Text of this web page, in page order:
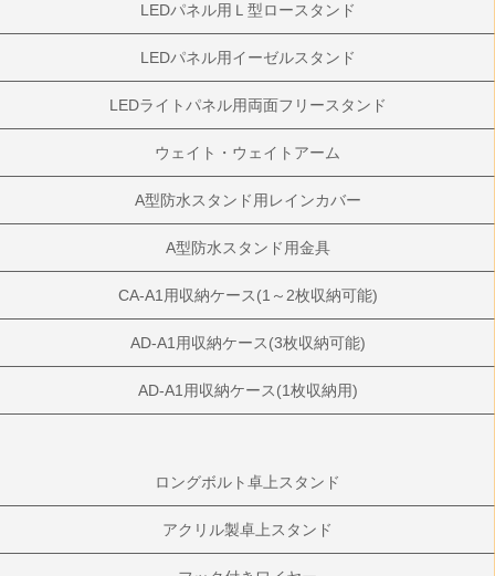
LEDパネル用Ｌ型ロースタンド
LEDパネル用イーゼルスタンド
LEDライトパネル用両面フリースタンド
ウェイト・ウェイトアーム
A型防水スタンド用レインカバー
A型防水スタンド用金具
CA-A1用収納ケース(1～2枚収納可能)
AD-A1用収納ケース(3枚収納可能)
AD-A1用収納ケース(1枚収納用)
ロングボルト卓上スタンド
アクリル製卓上スタンド